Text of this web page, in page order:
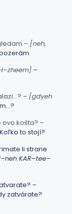
– [neh,
–
– [gdyeh
ovo košta? –
to stojí?
li strane
KAR–tee–
–
zatvárate?